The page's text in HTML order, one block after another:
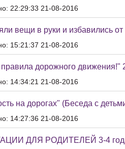
22:29:33 21-08-2016
вещи в руки и избавились от
15:21:37 21-08-2016
дорожного движения!"
14:34:21 21-08-2016
на дорогах" (Беседа с
14:27:36 21-08-2016
ДЛЯ РОДИТЕЛЕЙ 3-4